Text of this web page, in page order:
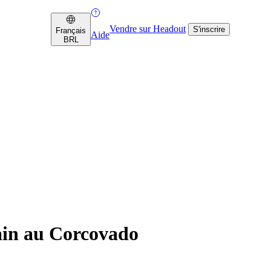
Français
BRL
Aide
Vendre sur Headout S'inscrire
au Corcovado